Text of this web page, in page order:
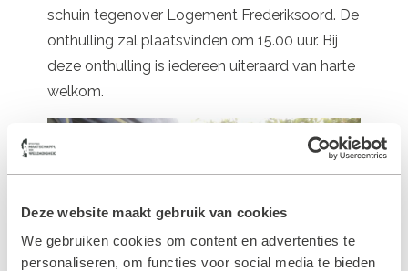
Deze website maakt gebruik van cookies
We gebruiken cookies om content en advertenties te
personaliseren, om functies voor social media te bieden
schuin tegenover Logement Frederiksoord. De
onthulling zal plaatsvinden om 15.00 uur. Bij
deze onthulling is iedereen uiteraard van harte
welkom.